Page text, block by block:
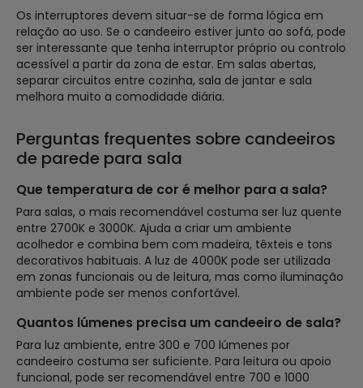
Os interruptores devem situar-se de forma lógica em
relação ao uso. Se o candeeiro estiver junto ao sofá, pode
ser interessante que tenha interruptor próprio ou controlo
acessível a partir da zona de estar. Em salas abertas,
separar circuitos entre cozinha, sala de jantar e sala
melhora muito a comodidade diária.
Perguntas frequentes sobre candeeiros
de parede para sala
Que temperatura de cor é melhor para a sala?
Para salas, o mais recomendável costuma ser luz quente
entre 2700K e 3000K. Ajuda a criar um ambiente
acolhedor e combina bem com madeira, têxteis e tons
decorativos habituais. A luz de 4000K pode ser utilizada
em zonas funcionais ou de leitura, mas como iluminação
ambiente pode ser menos confortável.
Quantos lúmenes precisa um candeeiro de sala?
Para luz ambiente, entre 300 e 700 lúmenes por
candeeiro costuma ser suficiente. Para leitura ou apoio
funcional, pode ser recomendável entre 700 e 1000